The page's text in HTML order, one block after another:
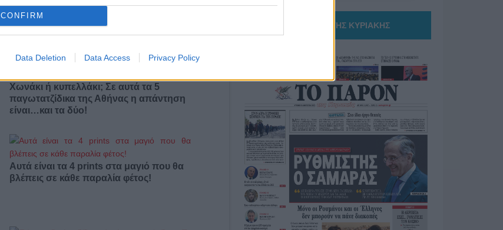
CONFIRM
Data Deletion Data Access Privacy Policy
Mundial το 2026
Χωνάκι ή κυπελλάκι; Σε αυτά τα 5
παγωτατζίδικα της Αθήνας η απάντηση
είναι…και τα δύο!
Αυτά είναι τα 4 prints στα μαγιό που θα
βλέπεις σε κάθε παραλία φέτος!
ΤΟ ΠΑΡΟΝ ΤΗΣ ΚΥΡΙΑΚΗΣ